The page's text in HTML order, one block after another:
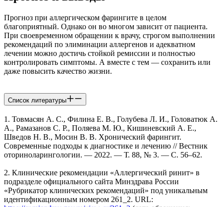
Прогноз при аллергическом фарингите в целом
благоприятный. Однако он во многом зависит от пациента.
При своевременном обращении к врачу, строгом выполнении
рекомендаций по элиминации аллергенов и адекватном
лечении можно достичь стойкой ремиссии и полностью
контролировать симптомы. А вместе с тем — сохранить или
даже повысить качество жизни.
Список литературы
1. Товмасян А. С., Филина Е. В., Голубева Л. И., Головатюк А.
А., Рамазанов С. Р., Поляева М. Ю., Кишиневский А. Е.,
Шведов Н. В., Мосин В. В. Хронический фарингит.
Современные подходы к диагностике и лечению // Вестник
оториноларингологии. — 2022. — Т. 88, № 3. — С. 56–62.
2. Клинические рекомендации «Аллергический ринит» в
подразделе официального сайта Минздрава России
«Рубрикатор клинических рекомендаций» под уникальным
идентификационным номером 261_2. URL: